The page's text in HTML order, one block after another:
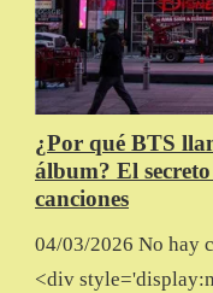
¿Por qué BTS
álbum? El
canciones
04/03/2026 No hay
<div